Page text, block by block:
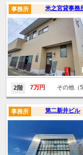
米之宮貸事務
事務所
2階 7万円 その他（
第二新井ビル
事務所